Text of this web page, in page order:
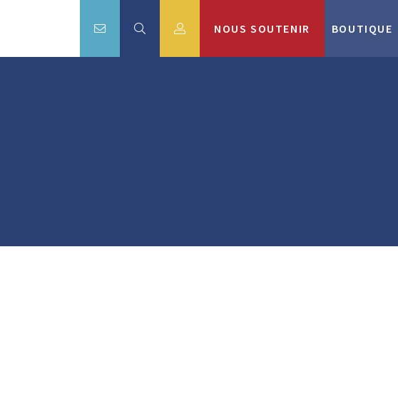
NOUS SOUTENIR BOUTIQUE